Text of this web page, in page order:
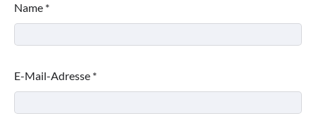
Name *
E-Mail-Adresse *